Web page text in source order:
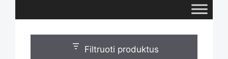
Filtruoti produktus